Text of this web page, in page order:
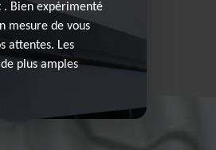
. Bien expérimenté
mesure de vous
attentes. Les
plus amples